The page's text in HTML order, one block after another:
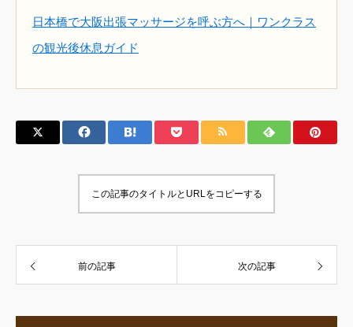
日本橋で大阪出張マッサージを呼ぶ方へ｜ワンクラス
の観光後休息ガイド
この記事のタイトルとURLをコピーする
前の記事 次の記事